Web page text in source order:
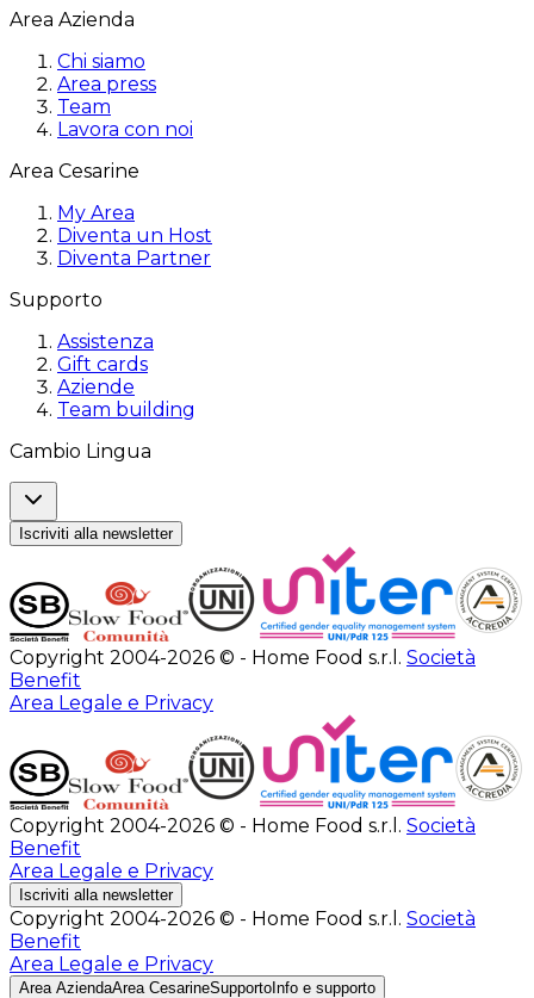
Area Azienda
Chi siamo
Area press
Team
Lavora con noi
Area Cesarine
My Area
Diventa un Host
Diventa Partner
Supporto
Assistenza
Gift cards
Aziende
Team building
Cambio Lingua
Iscriviti alla newsletter
Copyright 2004-2026 © - Home Food s.r.l. Società
Benefit
Area Legale e Privacy
Copyright 2004-2026 © - Home Food s.r.l. Società
Benefit
Area Legale e Privacy
Iscriviti alla newsletter
Copyright 2004-2026 © - Home Food s.r.l. Società
Benefit
Area Legale e Privacy
Area AziendaArea CesarineSupporto Info e supporto